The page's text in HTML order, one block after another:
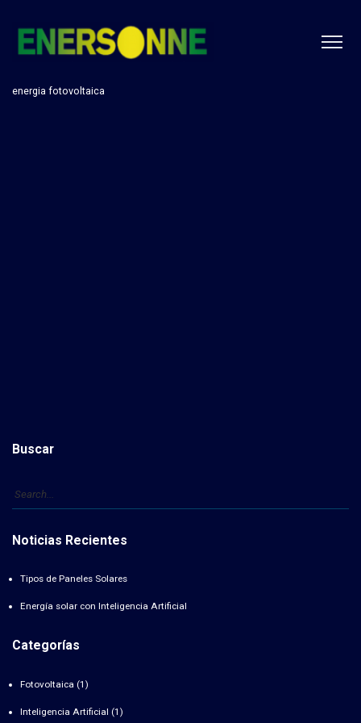
energia fotovoltaica
Buscar
Noticias Recientes
Tipos de Paneles Solares
Energía solar con Inteligencia Artificial
Categorías
Fotovoltaica (1)
Inteligencia Artificial (1)